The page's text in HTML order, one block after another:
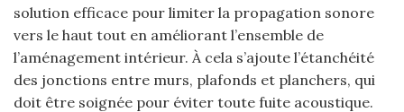
solution efficace pour limiter la propagation sonore
vers le haut tout en améliorant l’ensemble de
l’aménagement intérieur. À cela s’ajoute l’étanchéité
des jonctions entre murs, plafonds et planchers, qui
doit être soignée pour éviter toute fuite acoustique.